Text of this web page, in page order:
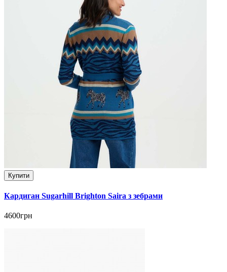
Купити
Кардиган Sugarhill Brighton Saira з зебрами
4600грн